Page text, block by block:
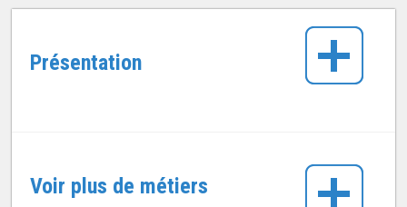
Présentation
Voir plus de métiers